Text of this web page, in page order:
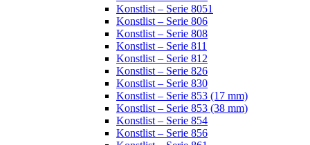
Konstlist – Serie 8051
Konstlist – Serie 806
Konstlist – Serie 808
Konstlist – Serie 811
Konstlist – Serie 812
Konstlist – Serie 826
Konstlist – Serie 830
Konstlist – Serie 853 (17 mm)
Konstlist – Serie 853 (38 mm)
Konstlist – Serie 854
Konstlist – Serie 856